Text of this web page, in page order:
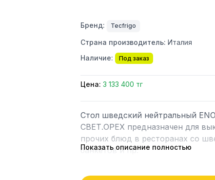
Бренд: Tecfrigo
Страна производитель: Италия
Наличие:
Под заказ
Цена: 3 133 400 тг
Стол шведский нейтральный
СВЕТ.ОРЕХ предназначен для
прочих блюд в ресторанах со
банкетов и пр.
Особенности:
Показать описание полностью